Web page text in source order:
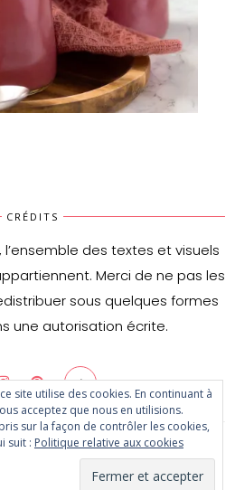
CRÉDITS
des textes et visuels
Merci de ne pas les
sous quelques formes
une autorisation écrite.
All Rights Reserved - Designed by
site utilise des cookies. En continuant à
acceptez que nous en utilisions.
sur la façon de contrôler les cookies,
suit : Politique relative aux cookies